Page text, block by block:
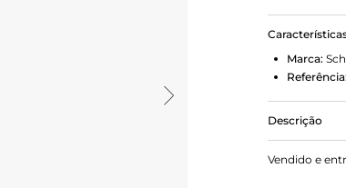
Marca:
Referência:
Descrição
Sandália
com
Vendido e